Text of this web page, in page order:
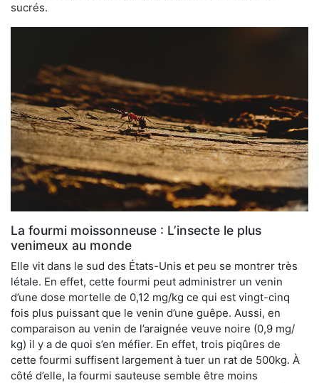
sucrés.
La fourmi moissonneuse : L’insecte le plus
venimeux au monde
Elle vit dans le sud des États-Unis et peu se montrer très
létale. En effet, cette fourmi peut administrer un venin
d’une dose mortelle de 0,12 mg/kg ce qui est vingt-cinq
fois plus puissant que le venin d’une guêpe. Aussi, en
comparaison au venin de l’araignée veuve noire (0,9 mg/
kg) il y a de quoi s’en méfier. En effet, trois piqûres de
cette fourmi suffisent largement à tuer un rat de 500kg. À
côté d’elle, la fourmi sauteuse semble être moins